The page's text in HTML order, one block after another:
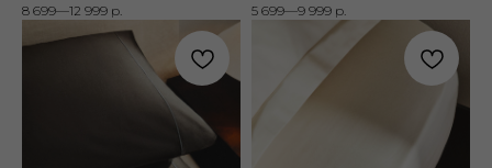
8 699—12 999 р. 5 699—9 999 р.